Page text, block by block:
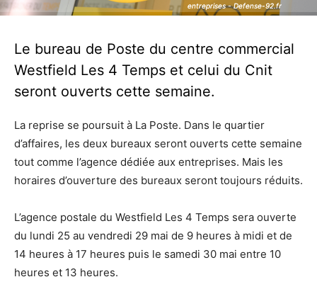
entreprises - Defense-92.fr
entreprises - Defense-92.fr
Le bureau de Poste du centre commercial
Westfield Les 4 Temps et celui du Cnit
seront ouverts cette semaine.
La reprise se poursuit à La Poste. Dans le quartier
d’affaires, les deux bureaux seront ouverts cette semaine
tout comme l’agence dédiée aux entreprises. Mais les
horaires d’ouverture des bureaux seront toujours réduits.
L’agence postale du Westfield Les 4 Temps sera ouverte
du lundi 25 au vendredi 29 mai de 9 heures à midi et de
14 heures à 17 heures puis le samedi 30 mai entre 10
heures et 13 heures.